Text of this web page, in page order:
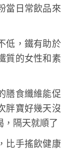
當日常飲品來
低，鐵有助於
質的女性和素
膳食纖維能促
胖寶好幾天沒
，隔天就順了
比手搖飲健康